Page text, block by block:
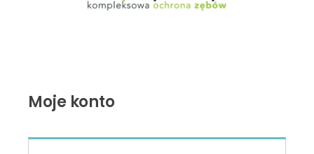
Moje konto